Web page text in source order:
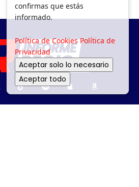
confirmas que estás
informado.
Política de Cookies Política de
Privacidad
Aceptar solo lo necesario
Aceptar todo